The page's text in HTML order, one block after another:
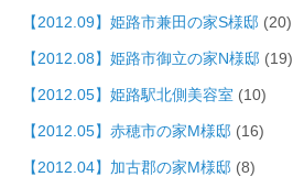
【2012.09】姫路市兼田の家S様邸 (20)
【2012.08】姫路市御立の家N様邸 (19)
【2012.05】姫路駅北側美容室 (10)
【2012.05】赤穂市の家M様邸 (16)
【2012.04】加古郡の家M様邸 (8)